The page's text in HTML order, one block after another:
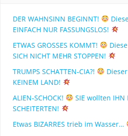
DER WAHNSINN BEGINNT!
EINFACH NUR FASSUNGSLOS!
ETWAS GROSSES KOMMT!
SICH NICHT MEHR STOPPEN!
TRUMPS SCHATTEN-CIA?!
KEINEM LAND!
ALIEN-SCHOCK!
SIE wollten IHN
SCHEITERTEN!
Etwas BIZARRES trieb im Wasser…